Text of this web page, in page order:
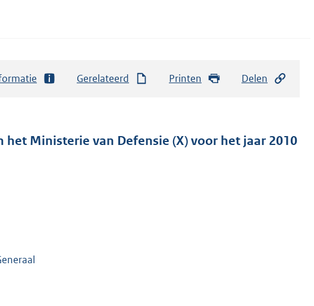
Gerelateerd Printen Delen
Ministerie van Defensie (X) voor het jaar 2010